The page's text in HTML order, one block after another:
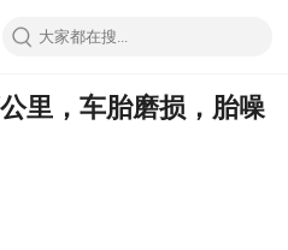
里，车胎磨损，胎噪